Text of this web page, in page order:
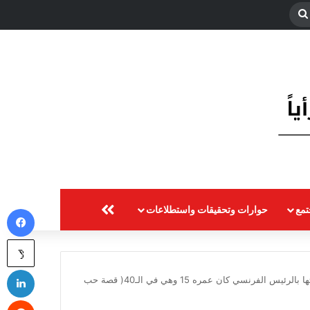
حوارات وتحقيقات واستطلاعات
بريجيت ماكرون تتحدث عن الأيام الأولى لعلاقتها بالرئيس الفرنسي كان عمره 15 وهي في الـ40( قصة حب
‫X